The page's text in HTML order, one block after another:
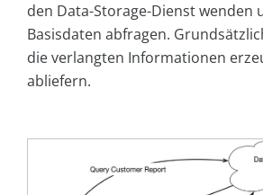
den Data-Storage-Dienst wenden
Basisdaten abfragen.
die verlangten Informationen
abliefern.